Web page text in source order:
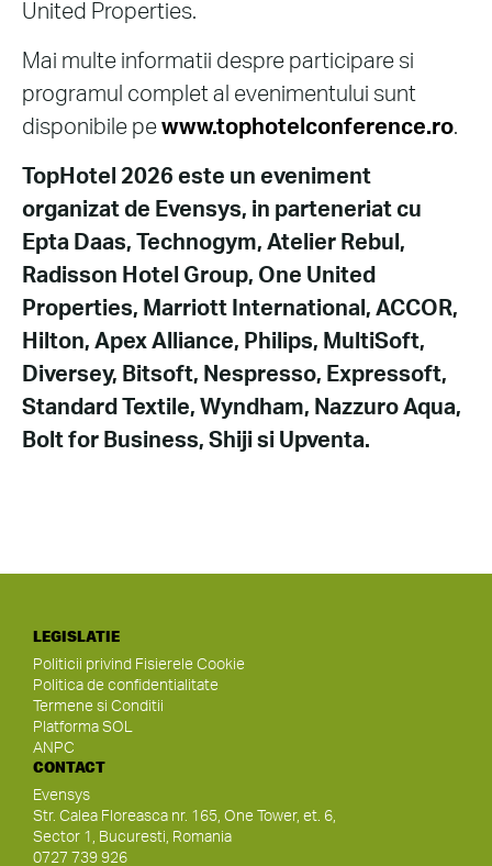
United Properties.
Mai multe informatii despre participare si
programul complet al evenimentului sunt
disponibile pe www.tophotelconference.ro.
TopHotel 2026 este un eveniment
organizat de Evensys, in parteneriat cu
Epta Daas, Technogym, Atelier Rebul,
Radisson Hotel Group, One United
Properties, Marriott International, ACCOR,
Hilton, Apex Alliance, Philips, MultiSoft,
Diversey, Bitsoft, Nespresso, Expressoft,
Standard Textile, Wyndham, Nazzuro Aqua,
Bolt for Business, Shiji si Upventa.
LEGISLATIE
Politicii privind Fisierele Cookie
Politica de confidentialitate
Termene si Conditii
Platforma SOL
ANPC
CONTACT
Evensys
Str. Calea Floreasca nr. 165, One Tower, et. 6,
Sector 1, Bucuresti, Romania
0727 739 926